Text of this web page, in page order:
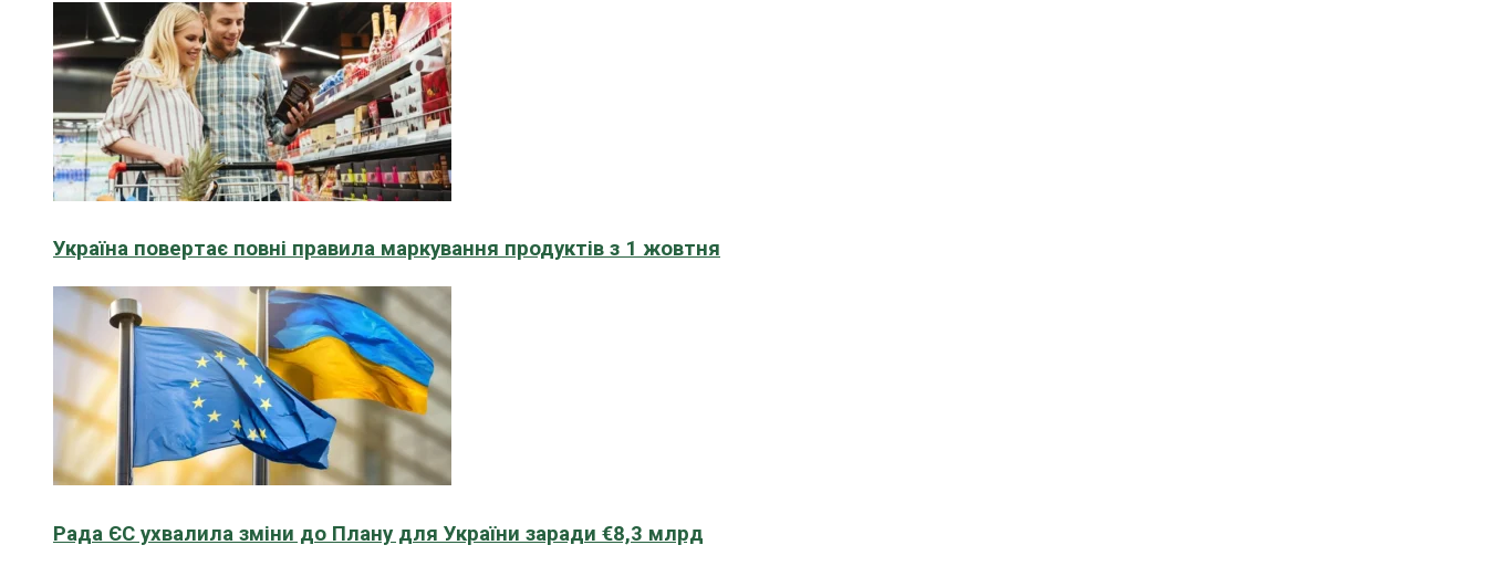
Україна повертає повні правила маркування продуктів з 1 жовтня
Рада ЄС ухвалила зміни до Плану для України заради €8,3 млрд